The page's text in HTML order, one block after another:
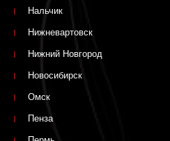
Нальчик
Нижневартовск
Нижний Новгород
Новосибирск
Омск
Пенза